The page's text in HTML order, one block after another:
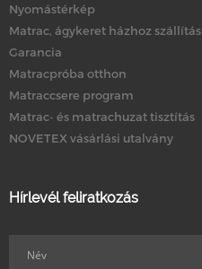
Nyomástérkép
Matrac, ágykeret házhoz szállítás
Garancia
Matracpróba otthon
Matraccsere program
Matrac- és matrachuzat tisztítás
NOVETEX vásárlási utalvány
Hírlevél feliratkozás